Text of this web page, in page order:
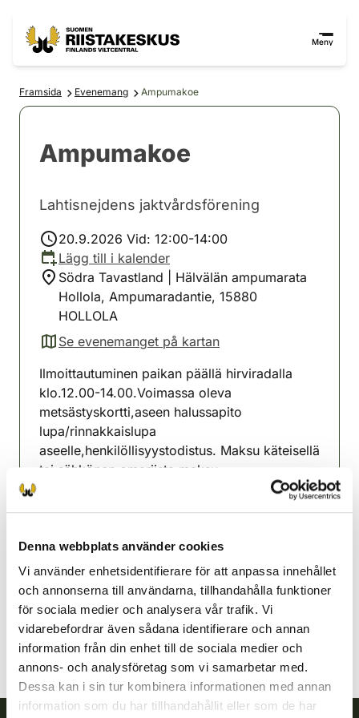
Denna webbplats använder cookies
Vi använder enhetsidentifierare för att anpassa innehållet
och annonserna till användarna, tillhandahålla funktioner
för sociala medier och analysera vår trafik. Vi
vidarebefordrar även sådana identifierare och annan
information från din enhet till de sociala medier och
annons- och analysföretag som vi samarbetar med.
Dessa kan i sin tur kombinera informationen med annan
information som du har tillhandahållit eller som de har
Meny
Framsida Evenemang Ampumakoe
Ampumakoe
Lahtisnejdens jaktvårdsförening
20.9.2026 Vid: 12:00-14:00
Lägg till i kalender
Södra Tavastland | Hälvälän ampumarata
Hollola, Ampumaradantie, 15880
HOLLOLA
Se evenemanget på kartan
(avautuu uuteen välilehteen)
Ilmoittautuminen paikan päällä hirviradalla
klo.12.00-14.00.Voimassa oleva
metsästyskortti,aseen halussapito
lupa/rinnakkaislupa
aseelle,henkilöllisyystodistus. Maksu käteisellä
tai sähkönen omariista maksu.
Lahtisnejdens jaktvårdsförening
+358408351025
lasse.perttola@gmail.com